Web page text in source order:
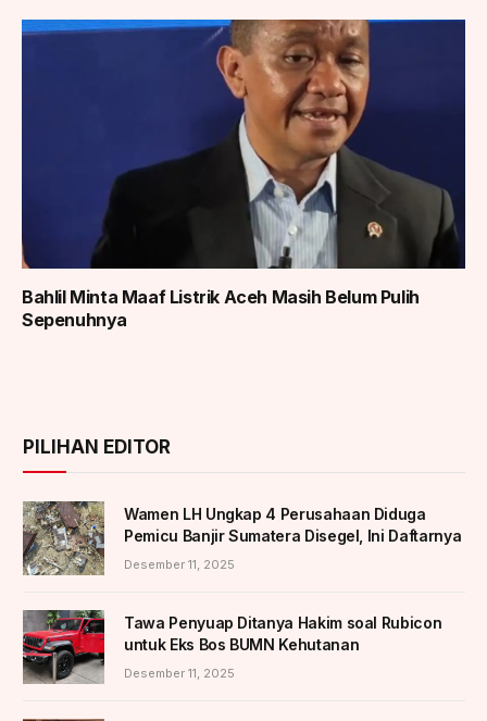
Bahlil Minta Maaf Listrik Aceh Masih Belum Pulih
Sepenuhnya
PILIHAN EDITOR
Wamen LH Ungkap 4 Perusahaan Diduga
Pemicu Banjir Sumatera Disegel, Ini Daftarnya
Desember 11, 2025
Tawa Penyuap Ditanya Hakim soal Rubicon
untuk Eks Bos BUMN Kehutanan
Desember 11, 2025